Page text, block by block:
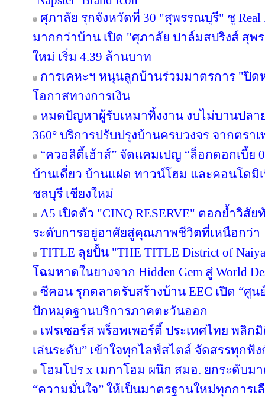
ศุภาลัย รุกจังหวัดที่ 30 "สุพรรณบุรี" ชู Real
มากกว่าบ้าน เปิด "ศุภาลัย ปาล์มสปริงส์ สุ
ใหม่ เริ่ม 4.39 ล้านบาท
การเคหะฯ หนุนลูกบ้านร่วมมาตรการ "ปิ
โอกาสทางการเงิน
หมดปัญหาผู้รับเหมาทิ้งงาน งบไม่บานปลาย
360° บริการปรับปรุงบ้านครบวงจร จากตรา
“ควอลิตี้เฮ้าส์” จัดแคมเปญ “ล็อกดอกเบี้ย
บ้านเดี่ยว บ้านแฝด ทาวน์โฮม และคอนโดมิ
ชลบุรี เชียงใหม่
A5 เปิดตัว "CINQ RESERVE" ตอกย้ำวิสัย
ระดับการอยู่อาศัยสู่คุณภาพชีวิตที่เหนือกว่า
TITLE ลุยปั้น "THE TITLE District of
โฉมหาดในยางจาก Hidden Gem สู่ World
ซีคอน รุกตลาดรับสร้างบ้าน EEC เปิด “ศู
ปักหมุดฐานบริการภาคตะวันออก
เฟรเซอร์ส พร็อพเพอร์ตี้ ประเทศไทย พลิ
เล่นระดับ” เข้าใจทุกไลฟ์สไตล์ จัดสรรทุกฟั
โฮมโปร x เมกาโฮม ผนึก สมอ. ยกระดับม
“ความมั่นใจ” ให้เป็นมาตรฐานใหม่ทุกการ